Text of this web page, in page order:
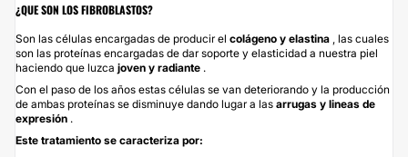
¿QUE SON LOS FIBROBLASTOS?
Son las células encargadas de producir el colágeno y elastina , las cuales
son las proteínas encargadas de dar soporte y elasticidad a nuestra piel
haciendo que luzca joven y radiante .
Con el paso de los años estas células se van deteriorando y la producción
de ambas proteínas se disminuye dando lugar a las arrugas y lineas de
expresión .
Este tratamiento se caracteriza por: